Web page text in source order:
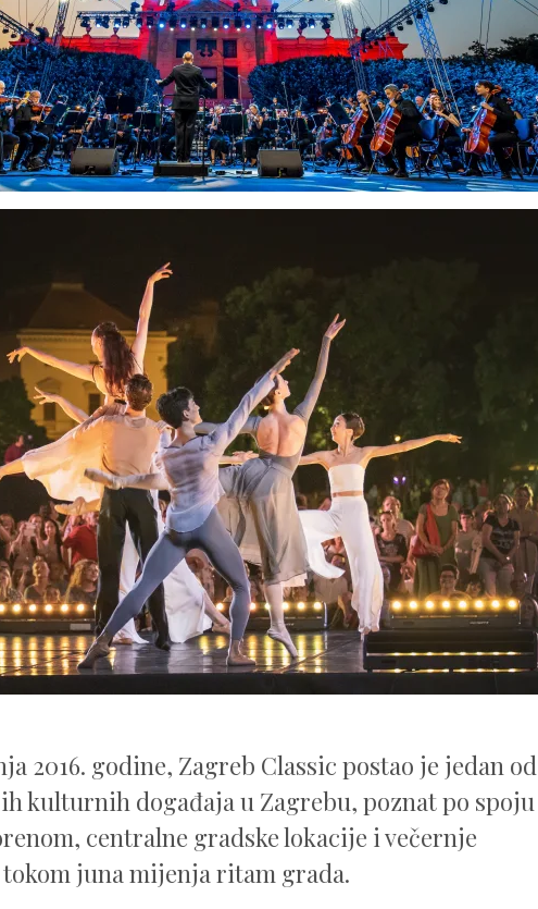
2016. godine, Zagreb Classic postao je jedan od
kulturnih događaja u Zagrebu, poznat po spoju
centralne gradske lokacije i večernje
juna mijenja ritam grada.